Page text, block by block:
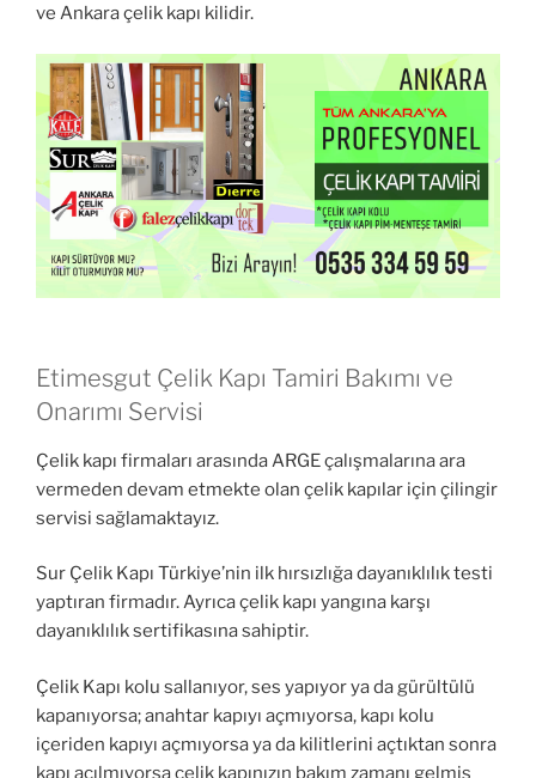
ve Ankara çelik kapı kilidir.
Etimesgut Çelik Kapı Tamiri Bakımı ve
Onarımı Servisi
Çelik kapı firmaları arasında ARGE çalışmalarına ara
vermeden devam etmekte olan çelik kapılar için çilingir
servisi sağlamaktayız.
Sur Çelik Kapı Türkiye’nin ilk hırsızlığa dayanıklılık testi
yaptıran firmadır. Ayrıca çelik kapı yangına karşı
dayanıklılık sertifikasına sahiptir.
Çelik Kapı kolu sallanıyor, ses yapıyor ya da gürültülü
kapanıyorsa; anahtar kapıyı açmıyorsa, kapı kolu
içeriden kapıyı açmıyorsa ya da kilitlerini açtıktan sonra
kapı açılmıyorsa çelik kapınızın bakım zamanı gelmiş